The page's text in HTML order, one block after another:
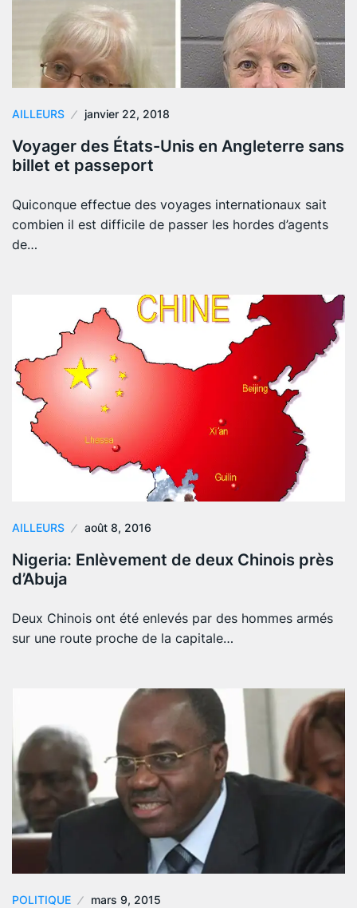
AILLEURS janvier 22, 2018
Voyager des États-Unis en Angleterre sans
billet et passeport
Quiconque effectue des voyages internationaux sait
combien il est difficile de passer les hordes d’agents
de…
AILLEURS août 8, 2016
Nigeria: Enlèvement de deux Chinois près
d’Abuja
Deux Chinois ont été enlevés par des hommes armés
sur une route proche de la capitale…
POLITIQUE mars 9, 2015